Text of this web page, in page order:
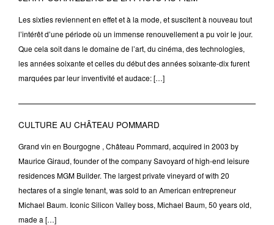
Les sixties reviennent en effet et à la mode, et suscitent à nouveau tout
l’intérêt d’une période où un immense renouvellement a pu voir le jour.
Que cela soit dans le domaine de l’art, du cinéma, des technologies,
les années soixante et celles du début des années soixante-dix furent
marquées par leur inventivité et audace: […]
CULTURE AU CHÂTEAU POMMARD
Grand vin en Bourgogne , Château Pommard, acquired in 2003 by
Maurice Giraud, founder of the company Savoyard of high-end leisure
residences MGM Builder. The largest private vineyard of with 20
hectares of a single tenant, was sold to an American entrepreneur
Michael Baum. Iconic Silicon Valley boss, Michael Baum, 50 years old,
made a […]